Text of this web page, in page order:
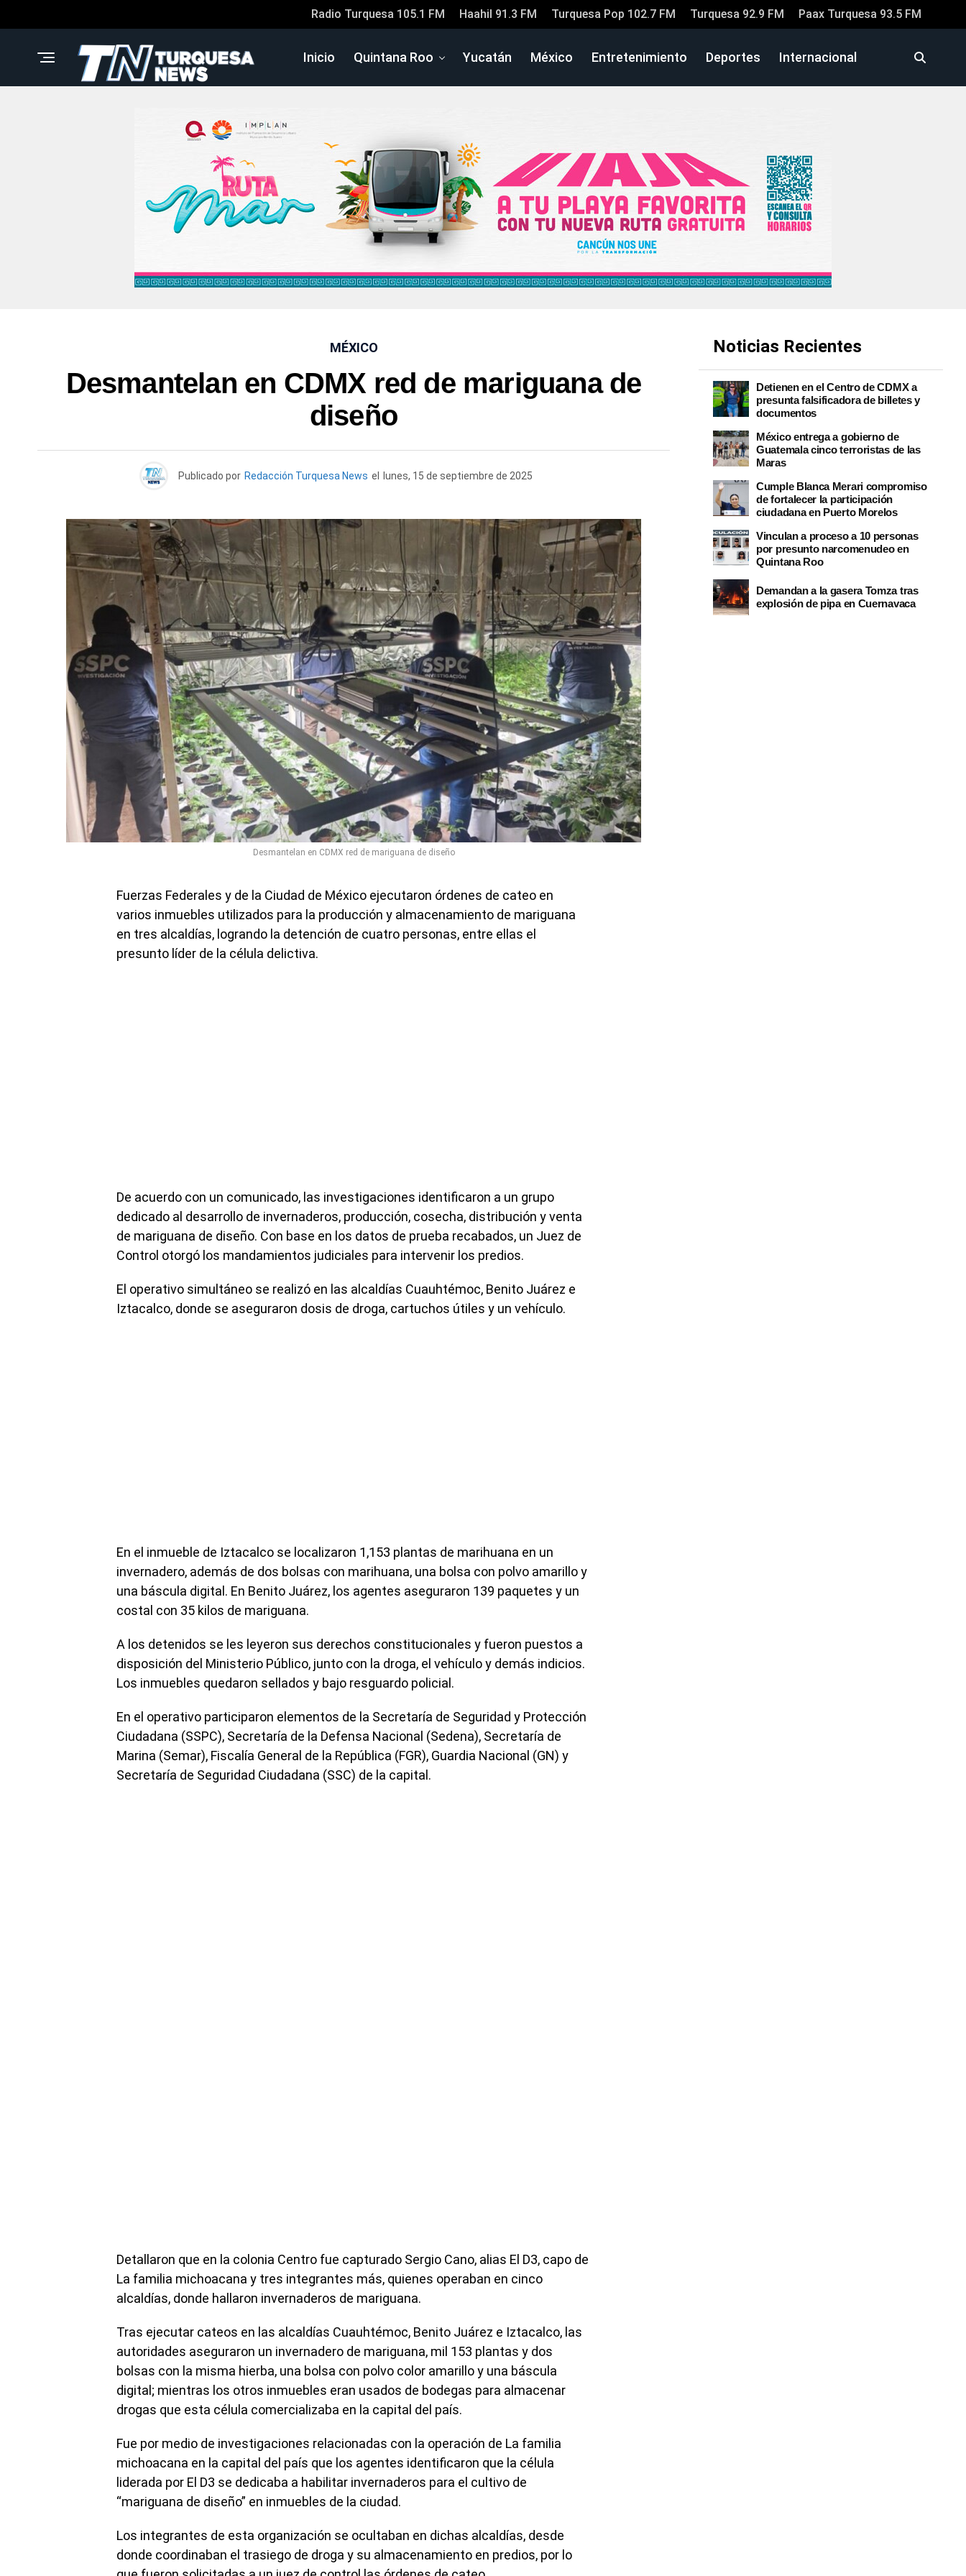
Radio Turquesa 105.1 FM Haahil 91.3 FM Turquesa Pop 102.7 FM Turquesa 92.9 FM Paax Turquesa 93.5 FM
Inicio Quintana Roo Yucatán México Entretenimiento Deportes Internacional
MÉXICO
Desmantelan en CDMX red de mariguana de
diseño
Publicado por Redacción Turquesa News el lunes, 15 de septiembre de 2025
Desmantelan en CDMX red de mariguana de diseño
Fuerzas Federales y de la Ciudad de México ejecutaron órdenes de cateo en
varios inmuebles utilizados para la producción y almacenamiento de mariguana
en tres alcaldías, logrando la detención de cuatro personas, entre ellas el
presunto líder de la célula delictiva.
De acuerdo con un comunicado, las investigaciones identificaron a un grupo
dedicado al desarrollo de invernaderos, producción, cosecha, distribución y venta
de mariguana de diseño. Con base en los datos de prueba recabados, un Juez de
Control otorgó los mandamientos judiciales para intervenir los predios.
El operativo simultáneo se realizó en las alcaldías Cuauhtémoc, Benito Juárez e
Iztacalco, donde se aseguraron dosis de droga, cartuchos útiles y un vehículo.
En el inmueble de Iztacalco se localizaron 1,153 plantas de marihuana en un
invernadero, además de dos bolsas con marihuana, una bolsa con polvo amarillo y
una báscula digital. En Benito Juárez, los agentes aseguraron 139 paquetes y un
costal con 35 kilos de mariguana.
A los detenidos se les leyeron sus derechos constitucionales y fueron puestos a
disposición del Ministerio Público, junto con la droga, el vehículo y demás indicios.
Los inmuebles quedaron sellados y bajo resguardo policial.
En el operativo participaron elementos de la Secretaría de Seguridad y Protección
Ciudadana (SSPC), Secretaría de la Defensa Nacional (Sedena), Secretaría de
Marina (Semar), Fiscalía General de la República (FGR), Guardia Nacional (GN) y
Secretaría de Seguridad Ciudadana (SSC) de la capital.
Detallaron que en la colonia Centro fue capturado Sergio Cano, alias El D3, capo de
La familia michoacana y tres integrantes más, quienes operaban en cinco
alcaldías, donde hallaron invernaderos de mariguana.
Tras ejecutar cateos en las alcaldías Cuauhtémoc, Benito Juárez e Iztacalco, las
autoridades aseguraron un invernadero de mariguana, mil 153 plantas y dos
bolsas con la misma hierba, una bolsa con polvo color amarillo y una báscula
digital; mientras los otros inmuebles eran usados de bodegas para almacenar
drogas que esta célula comercializaba en la capital del país.
Fue por medio de investigaciones relacionadas con la operación de La familia
michoacana en la capital del país que los agentes identificaron que la célula
liderada por El D3 se dedicaba a habilitar invernaderos para el cultivo de
“mariguana de diseño” en inmuebles de la ciudad.
Los integrantes de esta organización se ocultaban en dichas alcaldías, desde
donde coordinaban el trasiego de droga y su almacenamiento en predios, por lo
Noticias Recientes
Detienen en el Centro de CDMX a
presunta falsificadora de billetes y
documentos
México entrega a gobierno de
Guatemala cinco terroristas de las
Maras
Cumple Blanca Merari compromiso
de fortalecer la participación
ciudadana en Puerto Morelos
Vinculan a proceso a 10 personas
por presunto narcomenudeo en
Quintana Roo
Demandan a la gasera Tomza tras
explosión de pipa en Cuernavaca